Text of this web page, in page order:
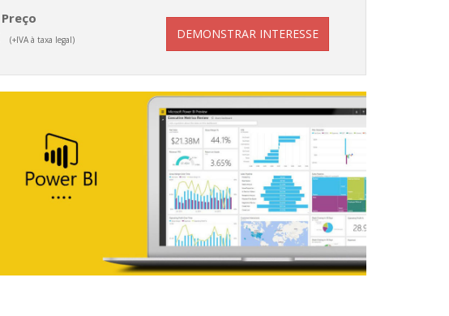
Preço
(+IVA à taxa legal) DEMONSTRAR INTERESSE